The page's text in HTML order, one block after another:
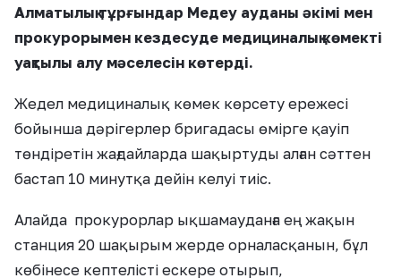
Алматылық тұрғындар Медеу ауданы әкімі мен
прокурорымен кездесуде медициналық көмекті
уақтылы алу мәселесін көтерді.
Жедел медициналық көмек көрсету ережесі
бойынша дәрігерлер бригадасы өмірге қауіп
төндіретін жағдайларда шақыртуды алған сәттен
бастап 10 минутқа дейін келуі тиіс.
Алайда прокурорлар ықшамауданға ең жақын
станция 20 шақырым жерде орналасқанын, бұл
көбінесе кептелісті ескере отырып,